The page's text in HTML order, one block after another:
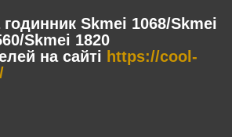
годинник Skmei 1068/Skmei
Skmei 1820
на сайті https://cool-